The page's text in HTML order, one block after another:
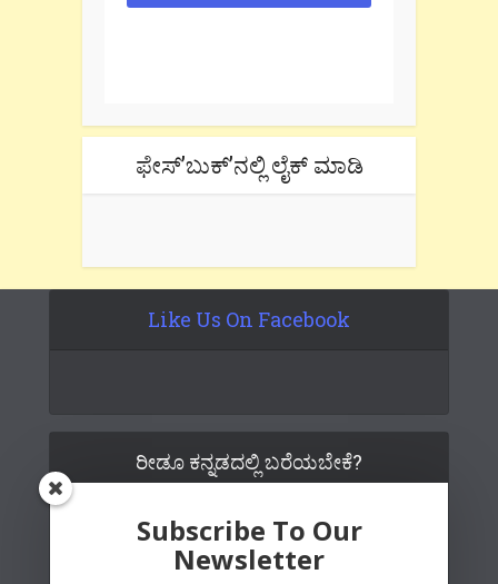
ಫೇಸ್’ಬುಕ್’ನಲ್ಲಿ ಲೈಕ್ ಮಾಡಿ
Like Us On Facebook
ರೀಡೂ ಕನ್ನಡದಲ್ಲಿ ಬರೆಯಬೇಕೆ?
Subscribe To Our
Newsletter